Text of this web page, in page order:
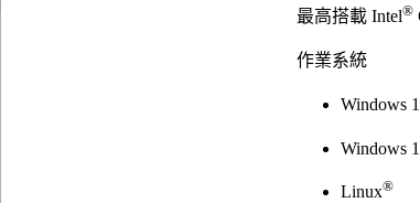
最高搭載 Intel®
作業系統
Windows
Windows
Linux®